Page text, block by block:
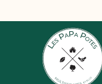
au